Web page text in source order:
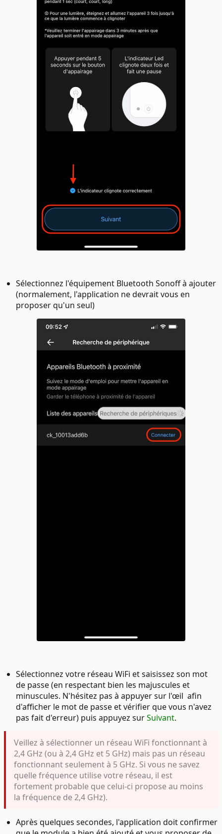
Sélectionnez l'équipement Bluetooth Sonoff à ajouter
(normalement, l'application ne devrait vous en
proposer qu'un seul)
Sélectionnez votre réseau WiFi et saisissez son mot
de passe (en respectant bien les majuscules et
minuscules. N'hésitez pas à appuyer sur l'œil afin
d'afficher le mot de passe et vérifier que vous n'avez
pas fait d'erreur) puis appuyez surSuivant.
Veillez à sélectionner un réseau WiFi fonctionnant à
2,4 GHz (ou à 2,4 GHz et 5 GHz) mais pas un réseau
fonctionnant seulement à 5 GHz. Si vous ne savez
quelle fréquence utilise votre réseau, il est
fortement probable que celui-ci propose au moins
la fréquence de 2,4 GHz).
Après quelques secondes, l'application doit confirmer